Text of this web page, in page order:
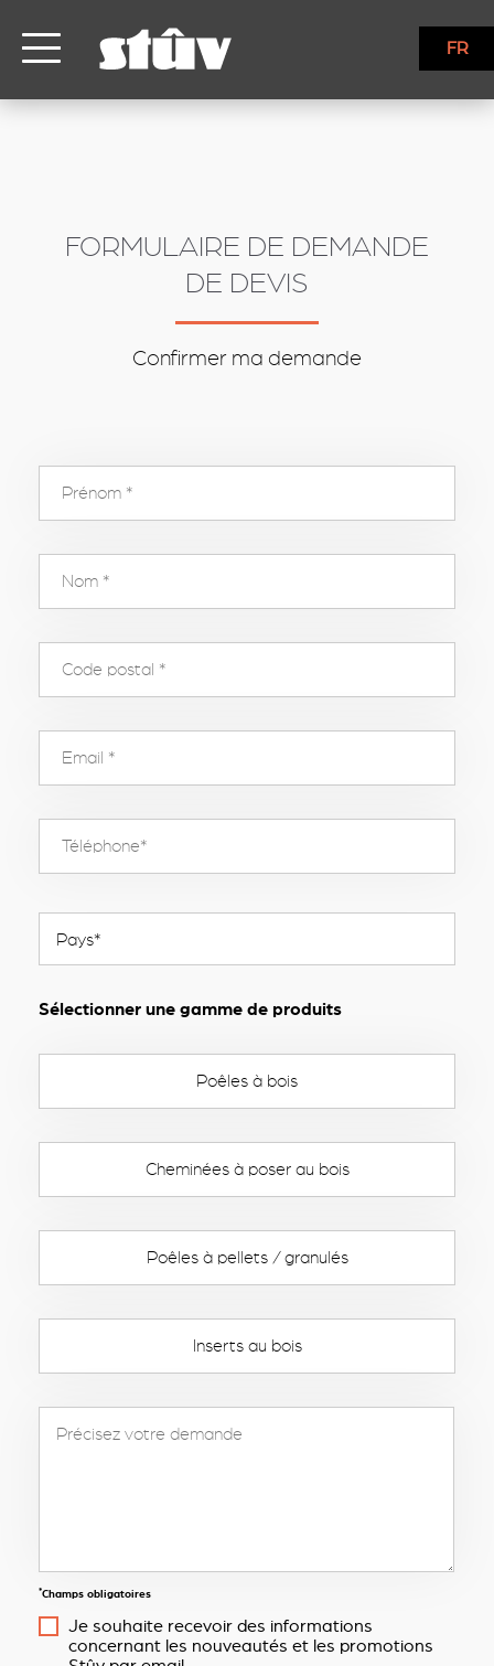
FR
FORMULAIRE DE DEMANDE
DE DEVIS
Confirmer ma demande
Sélectionner une gamme de produits
Poêles à bois
Cheminées à poser au bois
Poêles à pellets / granulés
Inserts au bois
*Champs obligatoires
Je souhaite recevoir des informations
concernant les nouveautés et les promotions